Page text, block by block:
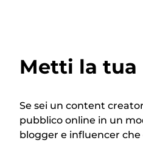
Metti la
Se sei un content
pubblico online in un
blogger e influencer